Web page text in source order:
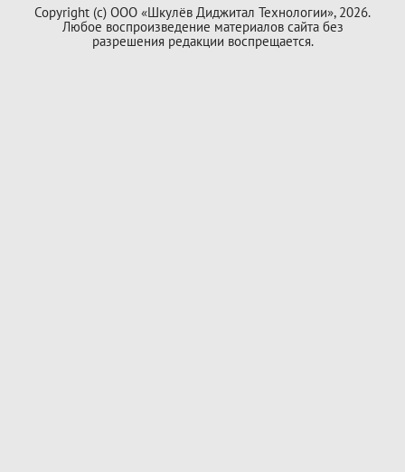
Copyright (с) ООО «Шкулёв Диджитал Технологии», 2026.
Любое воспроизведение материалов сайта без
разрешения редакции воспрещается.